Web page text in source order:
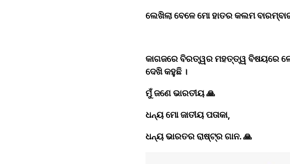
ଲେଖିଲା ବେଳେ ମୋ ହାତର କଲମ
କାଗଜରେ ବିରତ୍ୱର ମହତ୍ତ୍ୱ ବିଷୟରେ
ଦେଖି କହୁଛି ।﻿
ମୁଁ ଜଣେ ଭାରତୀୟ 🙏﻿
ଧନ୍ୟ ମୋ ଜାତୀୟ ପତାକା,﻿
ଧନ୍ୟ ଭାରତର ରାଷ୍ଟ୍ର ଗାନ. 🙏﻿